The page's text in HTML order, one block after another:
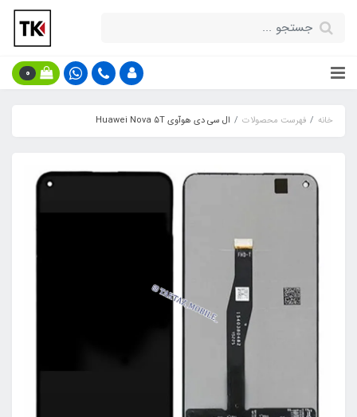
0
خانه فهرست محصولات ال سی دی هوآوی Huawei Nova 5T